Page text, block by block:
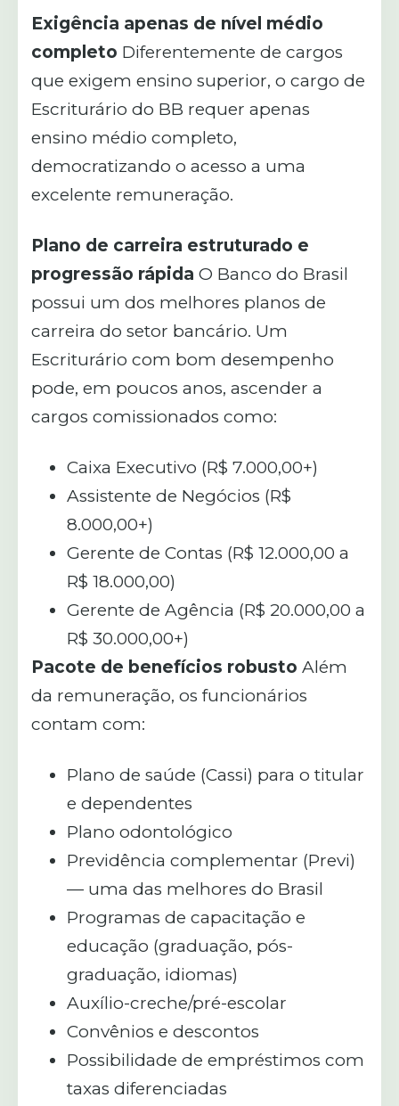
Exigência apenas de nível médio
completo Diferentemente de cargos
que exigem ensino superior, o cargo de
Escriturário do BB requer apenas
ensino médio completo,
democratizando o acesso a uma
excelente remuneração.
Plano de carreira estruturado e
progressão rápida O Banco do Brasil
possui um dos melhores planos de
carreira do setor bancário. Um
Escriturário com bom desempenho
pode, em poucos anos, ascender a
cargos comissionados como:
Caixa Executivo (R$ 7.000,00+)
Assistente de Negócios (R$
8.000,00+)
Gerente de Contas (R$ 12.000,00 a
R$ 18.000,00)
Gerente de Agência (R$ 20.000,00 a
R$ 30.000,00+)
Pacote de benefícios robusto Além
da remuneração, os funcionários
contam com:
Plano de saúde (Cassi) para o titular
e dependentes
Plano odontológico
Previdência complementar (Previ)
— uma das melhores do Brasil
Programas de capacitação e
educação (graduação, pós-
graduação, idiomas)
Auxílio-creche/pré-escolar
Convênios e descontos
Possibilidade de empréstimos com
taxas diferenciadas